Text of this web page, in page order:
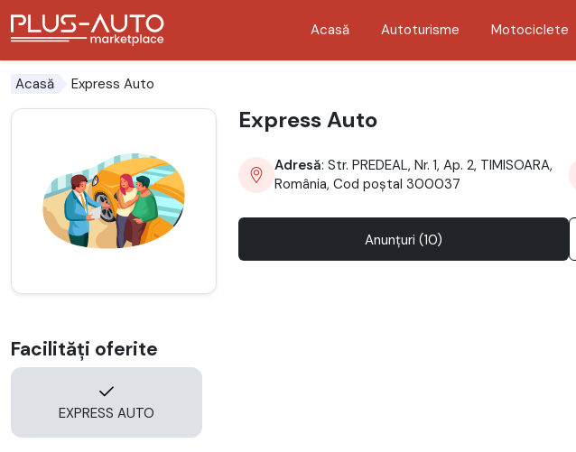
Acasă Autoturisme Motociclete
Acasă Express Auto
Express Auto
Adresă: Str. PREDEAL, Nr. 1, Ap. 2, TIMISOARA,
România, Cod poștal 300037
Anunțuri (10)
Facilități oferite
EXPRESS AUTO